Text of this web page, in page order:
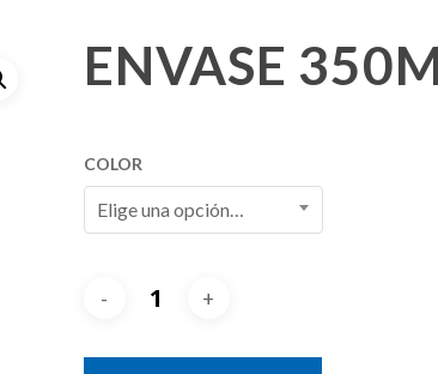
ENVASE
COLOR
Elige una opción…